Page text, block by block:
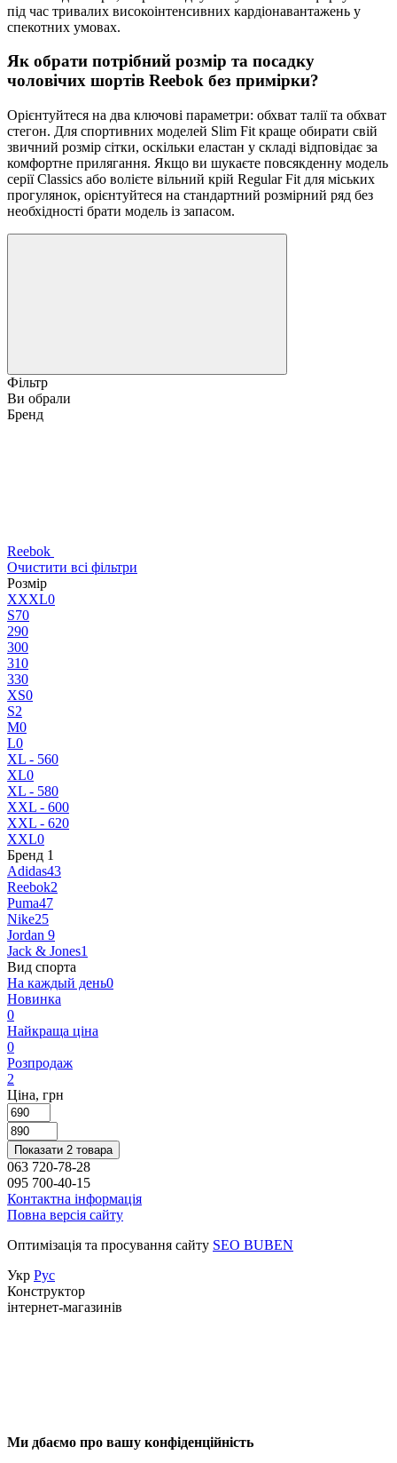
під час тривалих високоінтенсивних кардіонавантажень у
спекотних умовах.
Як обрати потрібний розмір та посадку
чоловічих шортів Reebok без примірки?
Орієнтуйтеся на два ключові параметри: обхват талії та обхват
стегон. Для спортивних моделей Slim Fit краще обирати свій
звичний розмір сітки, оскільки еластан у складі відповідає за
комфортне прилягання. Якщо ви шукаєте повсякденну модель
серії Classics або волієте вільний крій Regular Fit для міських
прогулянок, орієнтуйтеся на стандартний розмірний ряд без
необхідності брати модель із запасом.
Фільтр
Ви обрали
Бренд
Reebok
Очистити всі фільтри
Розмір
XXXL0
S70
290
300
310
330
XS0
S2
M0
L0
XL - 560
XL0
XL - 580
XXL - 600
XXL - 620
XXL0
Бренд 1
Adidas43
Reebok2
Puma47
Nike25
Jordan 9
Jack & Jones1
Вид спорта
На каждый день0
Новинка
0
Найкраща ціна
0
Розпродаж
2
Ціна, грн
Показати 2 товара
063 720-78-28
095 700-40-15
Контактна інформація
Повна версія сайту
Оптимізація та просування сайту SEO BUBEN
Укр Рус
Конструктор
інтернет-магазинів
Ми дбаємо про вашу конфіденційність